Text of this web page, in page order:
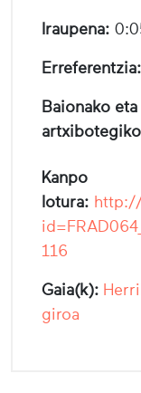
Iraupena:
Erreferentzia:
Baionako
Kanpo
lotura:
116
Gaia(k):
giroa